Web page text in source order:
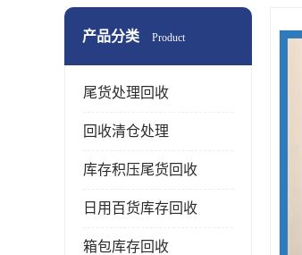
产品分类 Product
尾货处理回收
回收清仓处理
库存积压尾货回收
日用百货库存回收
箱包库存回收